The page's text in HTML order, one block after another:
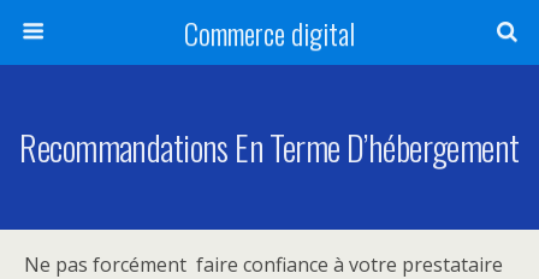
Commerce digital
Recommandations En Terme D’hébergement
Ne pas forcément faire confiance à votre prestataire